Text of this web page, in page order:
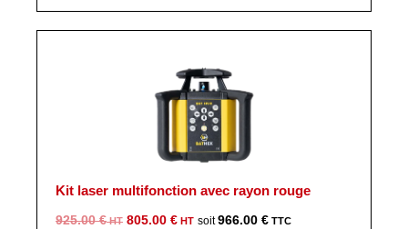
initial
était :
180.00 €.
actuel
est :
Kit laser multifonction avec rayon rouge
925.00€
Le
805.00 €
Le
966.00 €